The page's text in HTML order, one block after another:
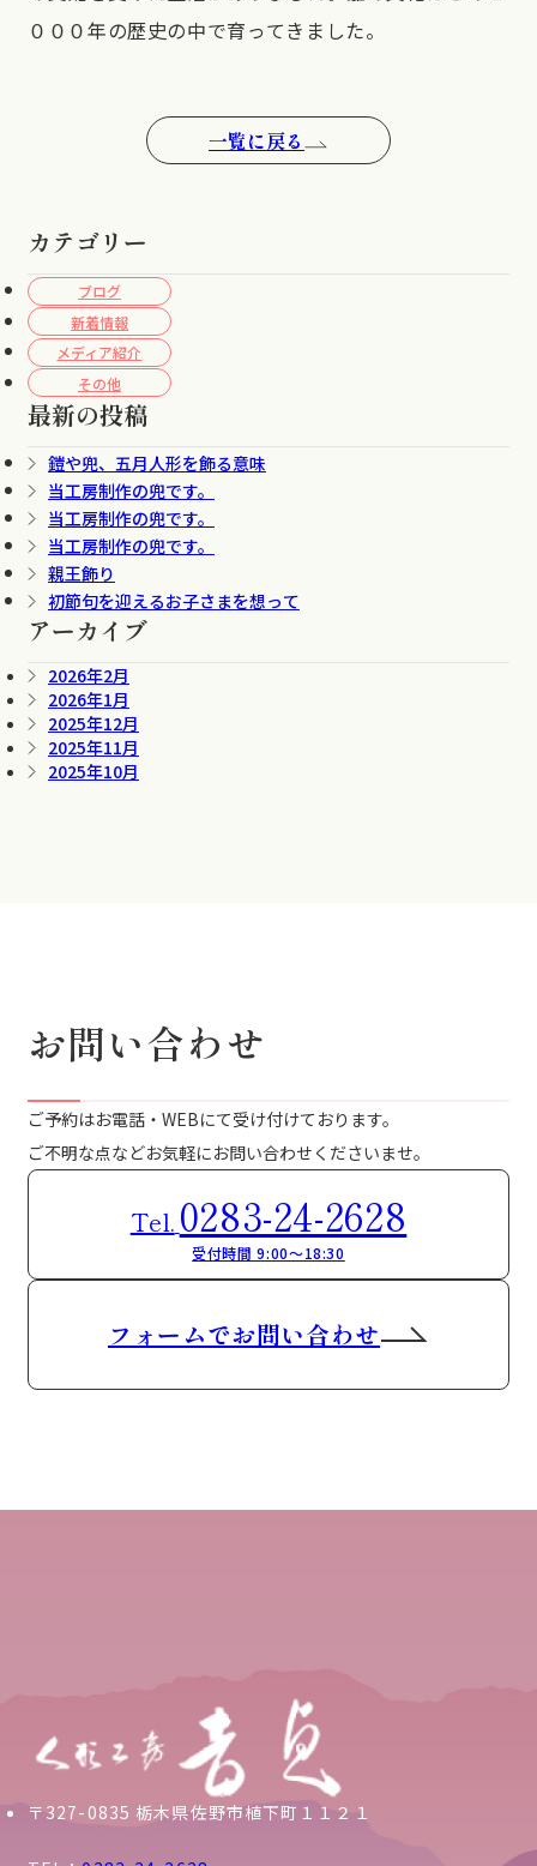
カテゴリー
ブログ
新着情報
メディア紹介
その他
最新の投稿
鎧や兜、五月人形を飾る意味
当工房制作の兜です。
当工房制作の兜です。
当工房制作の兜です。
親王飾り
初節句を迎えるお子さまを想って
アーカイブ
2026年2月
2026年1月
2025年12月
2025年11月
2025年10月
０００年の歴史の中で育ってきました。
一覧に戻る
お問い合わせ
ご予約はお電話・WEBにて受け付けております。
ご不明な点などお気軽にお問い合わせくださいませ。
Tel. 0283-24-2628
受付時間 9:00～18:30
フォームでお問い合わせ
〒327-0835 栃木県佐野市植下町１１２１